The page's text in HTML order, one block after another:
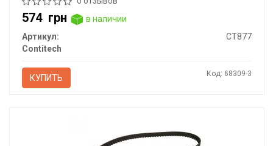
574 грн
в наличии
Артикул:
CT877
Contitech
КУПИТЬ Код: 68309-3